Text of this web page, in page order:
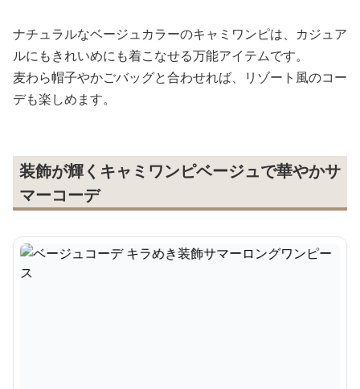
ナチュラルなベージュカラーのキャミワンピは、カジュア
ルにもきれいめにも着こなせる万能アイテムです。
麦わら帽子やかごバッグと合わせれば、リゾート風のコー
デも楽しめます。
装飾が輝くキャミワンピベージュで華やかサ
マーコーデ